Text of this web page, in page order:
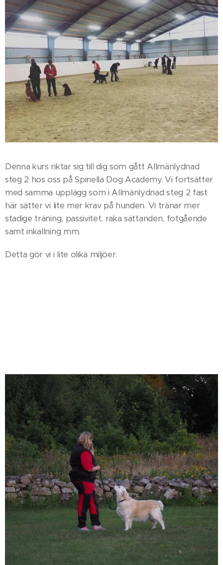
Denna kurs riktar sig till dig som gått Allmänlydnad
steg 2 hos oss på Spinella Dog Academy. Vi fortsätter
med samma upplägg som i Allmänlydnad steg 2 fast
här sätter vi lite mer krav på hunden. Vi tränar mer
stadige träning, passivitet, raka sättanden, fotgående
samt inkallning mm.
Detta gör vi i lite olika miljöer.